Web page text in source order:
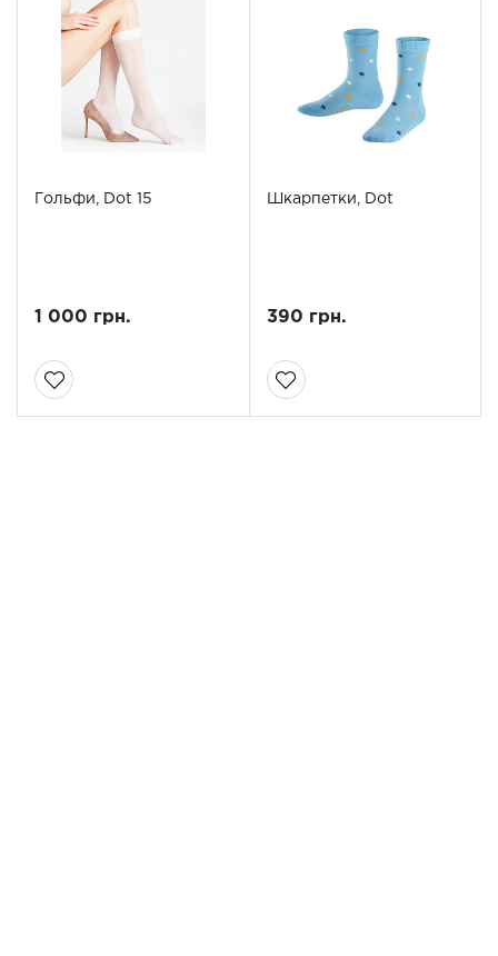
Гольфи, Dot 15
1 000 грн.
Шкарпетки, Dot
390 грн.